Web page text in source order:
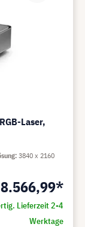
Laser,
Lieferzeit 2-4
Werktage
3840 x 2160